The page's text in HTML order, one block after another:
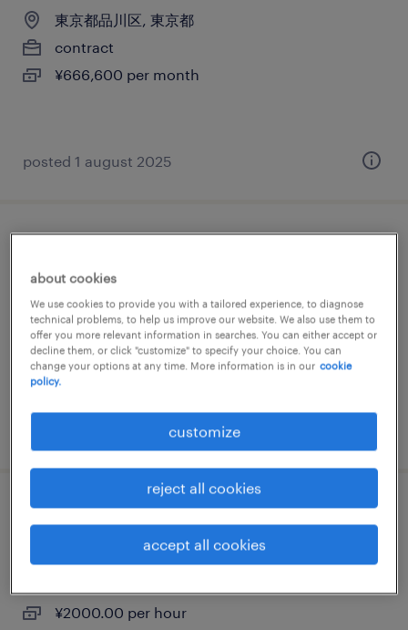
東京都品川区, 東京都
contract
¥666,600 per month
posted 1 august 2025
東京都品川区, 東京都
permanent
¥416,000 per month
posted 1 october 2025
it・web系の翻訳・通訳
東京都品川区, 東京都
¥2000.00 per hour
about cookies
We use cookies to provide you with a tailored experience, to diagnose
technical problems, to help us improve our website. We also use them to
offer you more relevant information in searches. You can either accept or
decline them, or click "customize" to specify your choice. You can
change your options at any time. More information is in our cookie
policy.
customize
reject all cookies
accept all cookies